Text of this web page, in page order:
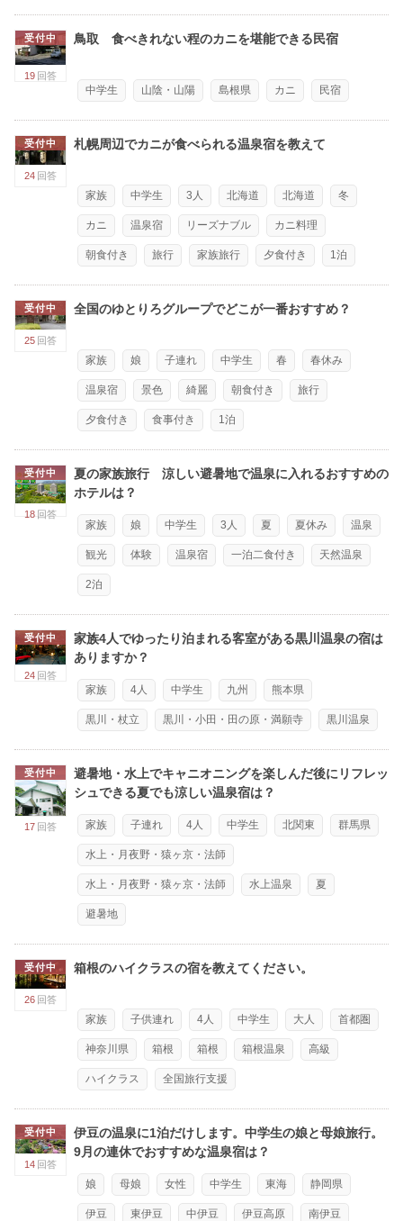
受付中
19 回答
鳥取 食べきれない程のカニを堪能できる民宿
中学生 山陰・山陽 島根県 カニ 民宿
受付中
24 回答
札幌周辺でカニが食べられる温泉宿を教えて
家族 中学生 3人 北海道 北海道 冬
カニ 温泉宿 リーズナブル カニ料理
朝食付き 旅行 家族旅行 夕食付き 1泊
受付中
25 回答
全国のゆとりろグループでどこが一番おすすめ？
家族 娘 子連れ 中学生 春 春休み
温泉宿 景色 綺麗 朝食付き 旅行
夕食付き 食事付き 1泊
受付中
18 回答
夏の家族旅行 涼しい避暑地で温泉に入れるおすすめの
ホテルは？
家族 娘 中学生 3人 夏 夏休み 温泉
観光 体験 温泉宿 一泊二食付き 天然温泉
2泊
受付中
24 回答
家族4人でゆったり泊まれる客室がある黒川温泉の宿は
ありますか？
家族 4人 中学生 九州 熊本県
黒川・杖立 黒川・小田・田の原・満願寺 黒川温泉
受付中
17 回答
避暑地・水上でキャニオニングを楽しんだ後にリフレッ
シュできる夏でも涼しい温泉宿は？
家族 子連れ 4人 中学生 北関東 群馬県
水上・月夜野・猿ヶ京・法師
水上・月夜野・猿ヶ京・法師 水上温泉 夏
避暑地
受付中
26 回答
箱根のハイクラスの宿を教えてください。
家族 子供連れ 4人 中学生 大人 首都圏
神奈川県 箱根 箱根 箱根温泉 高級
ハイクラス 全国旅行支援
受付中
14 回答
伊豆の温泉に1泊だけします。中学生の娘と母娘旅行。
9月の連休でおすすめな温泉宿は？
娘 母娘 女性 中学生 東海 静岡県
伊豆 東伊豆 中伊豆 伊豆高原 南伊豆